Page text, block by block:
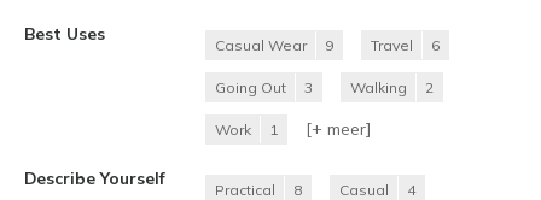
Best Uses
Casual Wear 9 Travel 6
Going Out 3 Walking 2
Work 1 [+ meer]
Describe Yourself
Practical 8 Casual 4